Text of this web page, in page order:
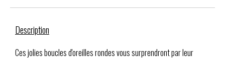
Description
Ces jolies boucles d'oreilles rondes vous surprendront par leur